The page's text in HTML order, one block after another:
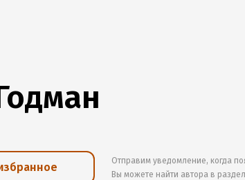
Отправим уведомление, когда
Вы можете найти автора в